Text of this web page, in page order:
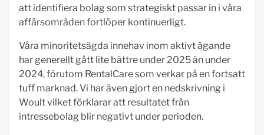
att identifiera bolag som strategiskt passar in i våra
affärsområden fortlöper kontinuerligt.
Våra minoritetsägda innehav inom aktivt ägande
har generellt gått lite bättre under 2025 än under
2024, förutom RentalCare som verkar på en fortsatt
tuff marknad. Vi har även gjort en nedskrivning i
Woult vilket förklarar att resultatet från
intressebolag blir negativt under perioden.